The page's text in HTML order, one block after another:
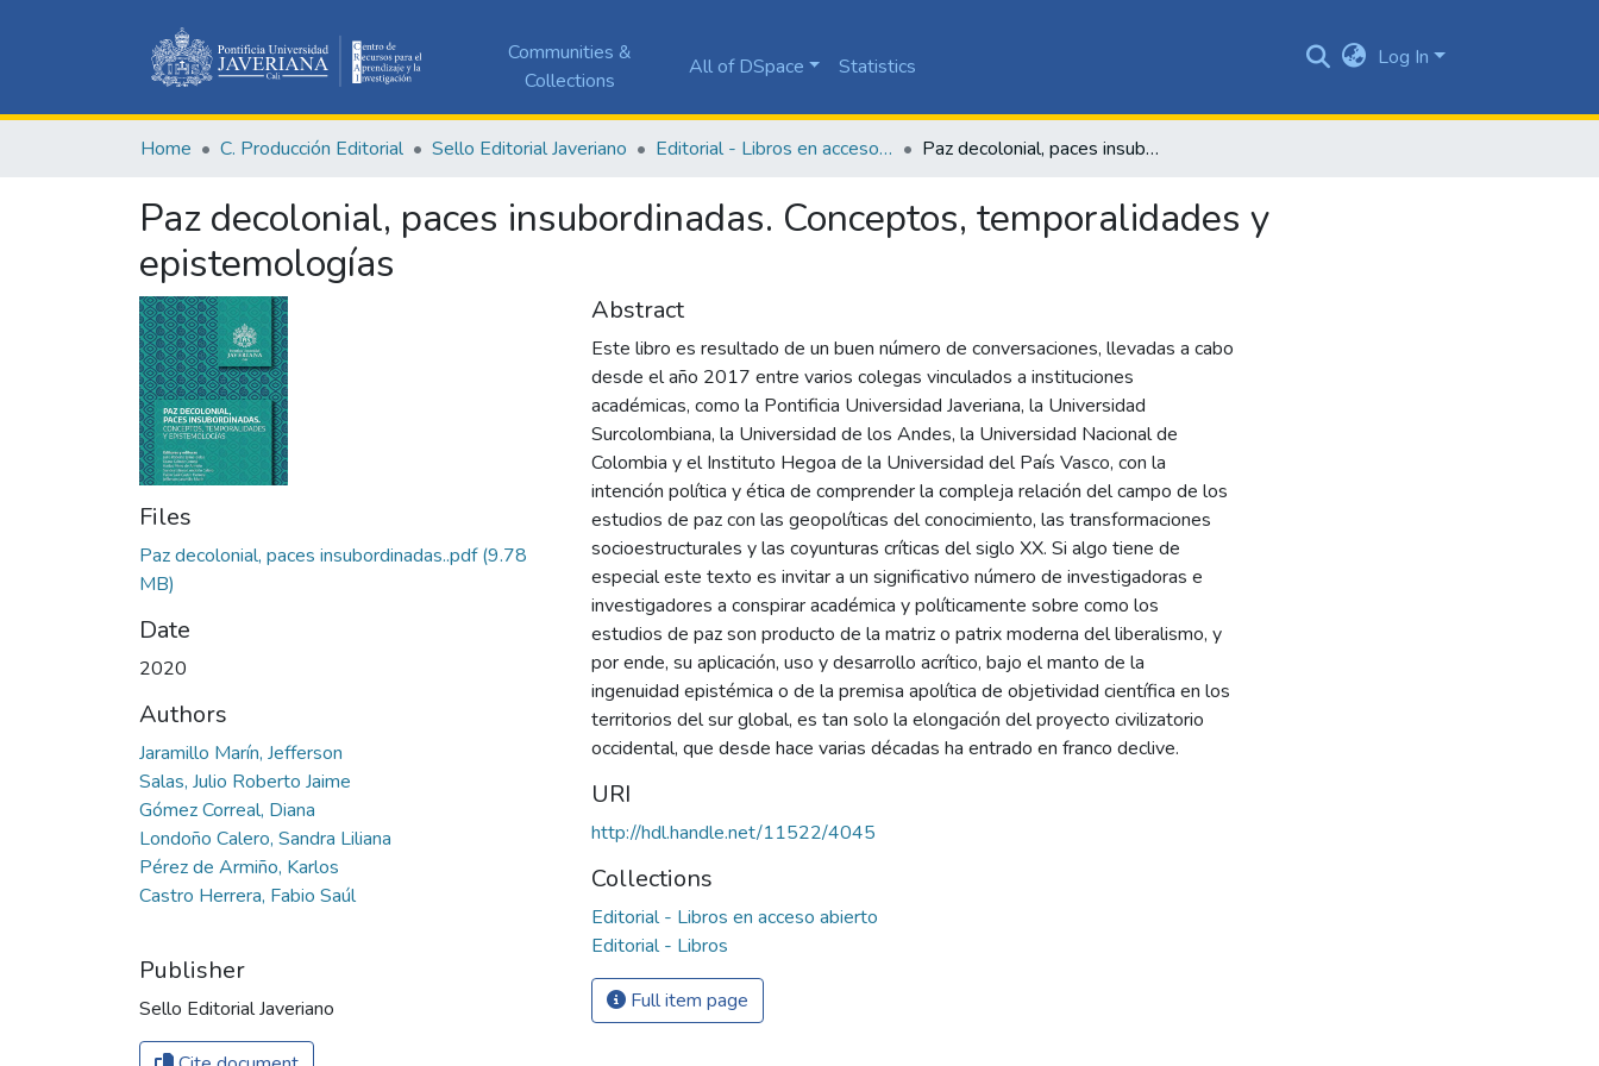
Communities &
Collections
All of DSpace Statistics Log In
Home C. Producción Editorial Sello Editorial Javeriano Editorial - Libros en acceso abierto Paz decolonial, paces insubordinadas. Conceptos, temporalidades y epistemologías
Paz decolonial, paces insubordinadas. Conceptos, temporalidades y
epistemologías
Files
Paz decolonial, paces insubordinadas..pdf(9.78
MB)
Date
2020
Authors
Jaramillo Marín, Jefferson
Salas, Julio Roberto Jaime
Gómez Correal, Diana
Londoño Calero, Sandra Liliana
Pérez de Armiño, Karlos
Castro Herrera, Fabio Saúl
Publisher
Sello Editorial Javeriano
Abstract
Este libro es resultado de un buen número de conversaciones, llevadas a cabo
desde el año 2017 entre varios colegas vinculados a instituciones
académicas, como la Pontificia Universidad Javeriana, la Universidad
Surcolombiana, la Universidad de los Andes, la Universidad Nacional de
Colombia y el Instituto Hegoa de la Universidad del País Vasco, con la
intención política y ética de comprender la compleja relación del campo de los
estudios de paz con las geopolíticas del conocimiento, las transformaciones
socioestructurales y las coyunturas críticas del siglo XX. Si algo tiene de
especial este texto es invitar a un significativo número de investigadoras e
investigadores a conspirar académica y políticamente sobre como los
estudios de paz son producto de la matriz o patrix moderna del liberalismo, y
por ende, su aplicación, uso y desarrollo acrítico, bajo el manto de la
ingenuidad epistémica o de la premisa apolítica de objetividad científica en los
territorios del sur global, es tan solo la elongación del proyecto civilizatorio
occidental, que desde hace varias décadas ha entrado en franco declive.
URI
http://hdl.handle.net/11522/4045
Collections
Editorial - Libros en acceso abierto
Editorial - Libros
Full item page